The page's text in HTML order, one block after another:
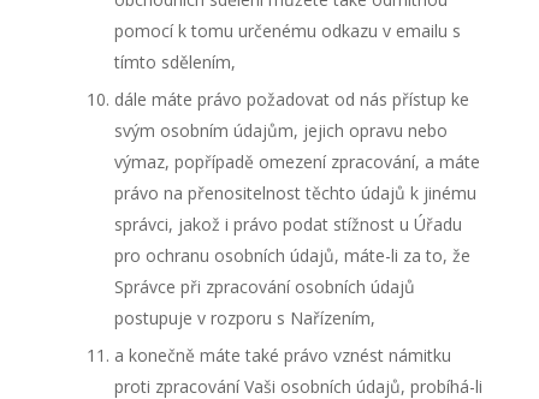
pomocí k tomu určenému odkazu v emailu s
tímto sdělením,
dále máte právo požadovat od nás přístup ke
svým osobním údajům, jejich opravu nebo
výmaz, popřípadě omezení zpracování, a máte
právo na přenositelnost těchto údajů k jinému
správci, jakož i právo podat stížnost u Úřadu
pro ochranu osobních údajů, máte-li za to, že
Správce při zpracování osobních údajů
postupuje v rozporu s Nařízením,
a konečně máte také právo vznést námitku
proti zpracování Vaši osobních údajů, probíhá-li